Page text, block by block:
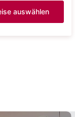
auswählen